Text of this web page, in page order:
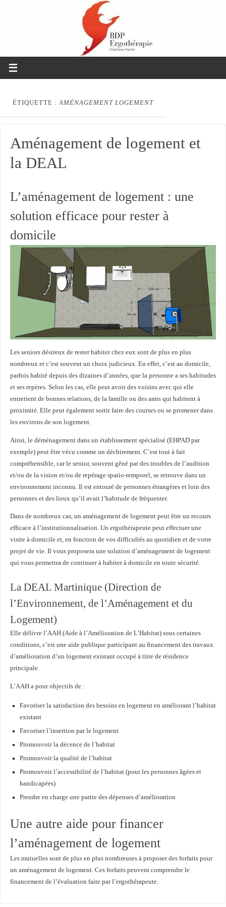
ÉTIQUETTE :AMÉNAGEMENT LOGEMENT
Aménagement de logement et
la DEAL
L’aménagement de logement : une
solution efficace pour rester à
domicile
Les seniors désireux de rester habiter chez eux sont de plus en plus
nombreux et c’est souvent un choix judicieux. En effet, c’est au domicile,
parfois habité depuis des dizaines d’années, que la personne a ses habitudes
et ses repères. Selon les cas, elle peut avoir des voisins avec qui elle
entretient de bonnes relations, de la famille ou des amis qui habitent à
proximité. Elle peut également sortir faire des courses ou se promener dans
les environs de son logement.
Ainsi, le déménagement dans un établissement spécialisé (EHPAD par
exemple) peut être vécu comme un déchirement. C’est tout à fait
compréhensible, car le senior, souvent gêné par des troubles de l’audition
et/ou de la vision et/ou de repérage spatio-temporel, se retrouve dans un
environnement inconnu. Il est entouré de personnes étrangères et loin des
personnes et des lieux qu’il avait l’habitude de fréquenter.
Dans de nombreux cas, un aménagement de logement peut être un recours
efficace à l’institutionnalisation. Un ergothérapeute peut effectuer une
visite à domicile et, en fonction de vos difficultés au quotidien et de votre
projet de vie. Il vous proposera une solution d’aménagement de logement
qui vous permettra de continuer à habiter à domicile en toute sécurité.
La DEAL Martinique (Direction de
l’Environnement, de l’Aménagement et du
Logement)
Elle délivre l’AAH (Aide à l’Amélioration de L’Habitat) sous certaines
conditions, c’est une aide publique participant au financement des travaux
d’amélioration d’un logement existant occupé à titre de résidence
principale.
L’AAH a pour objectifs de :
Favoriser la satisfaction des besoins en logement en améliorant l’habitat
existant
Favoriser l’insertion par le logement
Promouvoir la décence de l’habitat
Promouvoir la qualité de l’habitat
Promouvoir l’accessibilité de l’habitat (pour les personnes âgées et
handicapées)
Prendre en charge une partie des dépenses d’amélioration
Une autre aide pour financer
l’aménagement de logement
Les mutuelles sont de plus en plus nombreuses à proposer des forfaits pour
un aménagement de logement. Ces forfaits peuvent comprendre le
financement de l’évaluation faite par l’ergothérapeute.